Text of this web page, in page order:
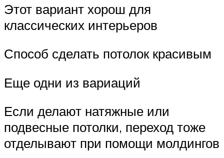
Этот вариант хорош для
классических интерьеров
Способ сделать потолок красивым
Еще одни из вариаций
Если делают натяжные или
подвесные потолки, переход тоже
отделывают при помощи молдингов